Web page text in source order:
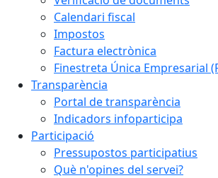
Calendari fiscal
Impostos
Factura electrònica
Finestreta Única Empresarial
Transparència
Portal de transparència
Indicadors infoparticipa
Participació
Pressupostos participatius
Què n'opines del servei?